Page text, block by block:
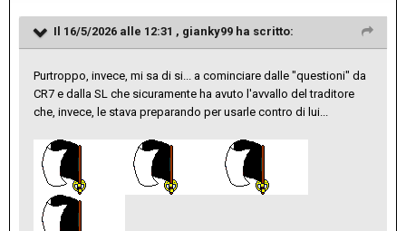
Il 16/5/2026 alle 12:31 , gianky99 ha scritto:
Purtroppo, invece, mi sa di si... a cominciare dalle "questioni" da
CR7 e dalla SL che sicuramente ha avuto l'avvallo del traditore
che, invece, le stava preparando per usarle contro di lui...